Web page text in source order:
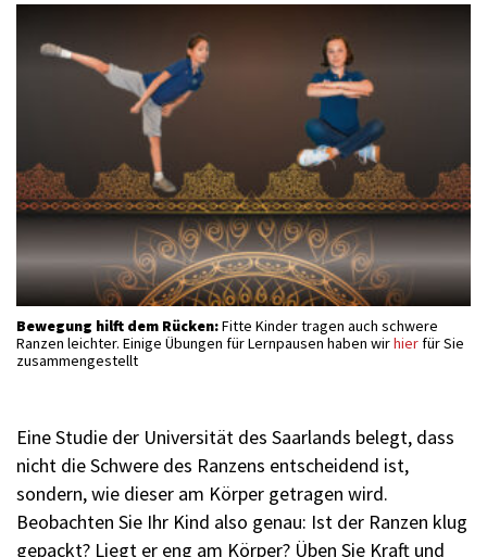
Bewegung hilft dem Rücken:Fitte Kinder tragen auch schwere
Ranzen leichter. Einige Übungen für Lernpausen haben wirhierfür Sie
zusammengestellt
Eine Studie der Universität des Saarlands belegt, dass
nicht die Schwere des Ranzens entscheidend ist,
sondern, wie dieser am Körper getragen wird.
Beobachten Sie Ihr Kind also genau: Ist der Ranzen klug
gepackt? Liegt er eng am Körper? Üben Sie Kraft und